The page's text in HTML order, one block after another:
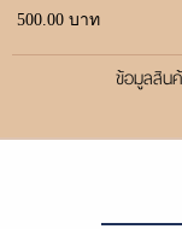
500.00 บาท
ข้อมูลสิน